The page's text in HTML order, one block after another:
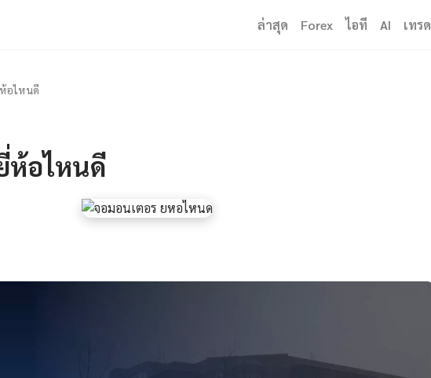
ล่าสุด Forex ไอที AI เทรด
อไหนดี
ห้อไหนดี